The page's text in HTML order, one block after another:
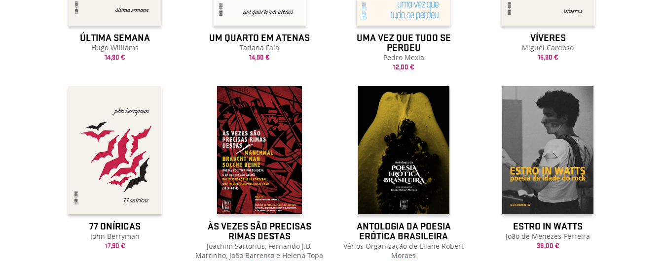
ÚLTIMA SEMANA
Hugo Williams
14,90 €
UM QUARTO EM ATENAS
Tatiana Faia
14,90 €
UMA VEZ QUE TUDO SE
PERDEU
Pedro Mexia
12,00 €
VÍVERES
Miguel Cardoso
15,90 €
77 ONÍRICAS
John Berryman
17,90 €
ÀS VEZES SÃO PRECISAS
RIMAS DESTAS
Joachim Sartorius, Fernando J.B.
Martinho, João Barrento e Helena Topa
ANTOLOGIA DA POESIA
ERÓTICA BRASILEIRA
Vários Organização de Eliane Robert
Moraes
ESTRO IN WATTS
João de Menezes-Ferreira
38,00 €